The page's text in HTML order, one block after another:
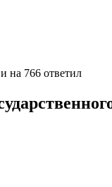
на 766 ответил